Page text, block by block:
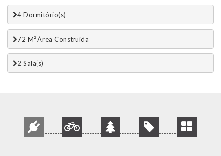
4 Dormitório(s)
72 M² Área Construída
2 Sala(s)